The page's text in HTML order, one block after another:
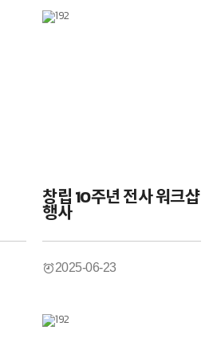
창립 10주년 전사 워크샵
행사
2025-06-23